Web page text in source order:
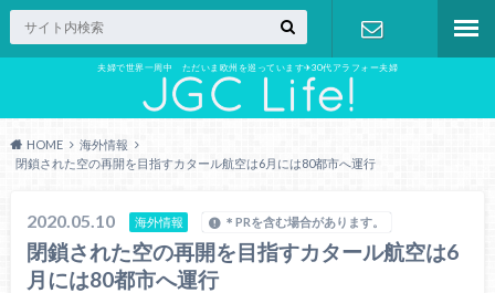
夫婦で世界一周中 ただいま欧州を巡っています✈︎30代アラフォー夫婦
お問い合わ
HOME
海外情報
閉鎖された空の再開を目指すカタール航空は6月には80都市へ運行
2020.05.10 海外情報 ＊PRを含む場合があります。
閉鎖された空の再開を目指すカタール航空は6
月には80都市へ運行